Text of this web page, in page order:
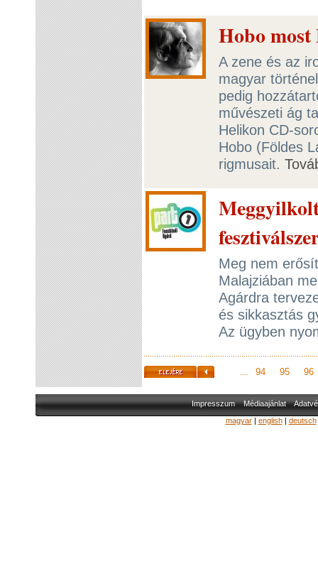
Hobo
A zene és az
magyar
pedig
művészeti ág
Helikon CD-
Hobo (Földes
rigmusait.
Meg nem
Malajziában
Agárdra
és sikkasztás
Az ügyben
... 94 95 96
Impresszum Médiaajánlat
magyar| english| deutsch